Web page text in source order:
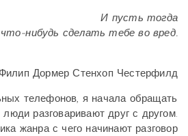
тогда
нибудь сделать тебе во вред.
Филип Дормер Стенхоп Честерфилд
телефонов, я начала обращать
разговаривают друг с другом.
жанра с чего начинают разговор